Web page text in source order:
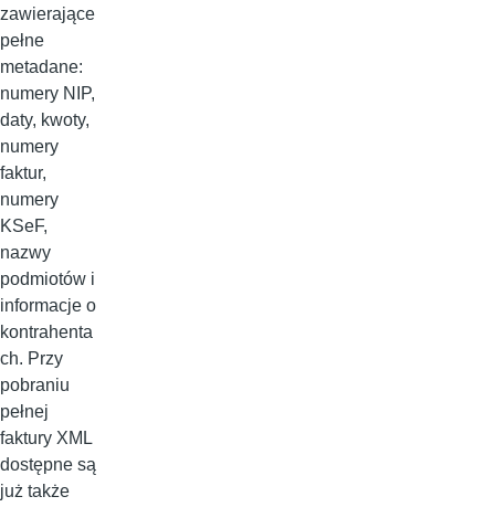
zawierające
pełne
metadane:
numery NIP,
daty, kwoty,
numery
faktur,
numery
KSeF,
nazwy
podmiotów i
informacje o
kontrahenta
ch. Przy
pobraniu
pełnej
faktury XML
dostępne są
już także